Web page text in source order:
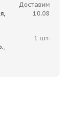
Доставим
10.08
1 шт.